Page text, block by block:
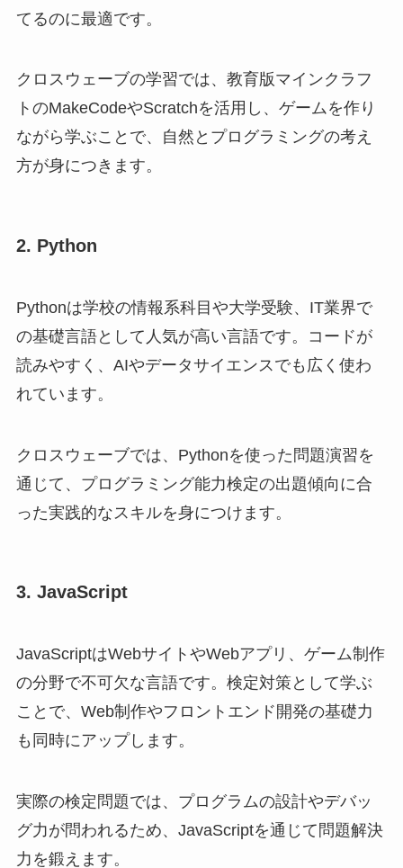
てるのに最適です。
クロスウェーブの学習では、教育版マインクラフ
トのMakeCodeやScratchを活用し、ゲームを作り
ながら学ぶことで、自然とプログラミングの考え
方が身につきます。
2. Python
Pythonは学校の情報系科目や大学受験、IT業界で
の基礎言語として人気が高い言語です。コードが
読みやすく、AIやデータサイエンスでも広く使わ
れています。
クロスウェーブでは、Pythonを使った問題演習を
通じて、プログラミング能力検定の出題傾向に合
った実践的なスキルを身につけます。
3. JavaScript
JavaScriptはWebサイトやWebアプリ、ゲーム制作
の分野で不可欠な言語です。検定対策として学ぶ
ことで、Web制作やフロントエンド開発の基礎力
も同時にアップします。
実際の検定問題では、プログラムの設計やデバッ
グ力が問われるため、JavaScriptを通じて問題解決
力を鍛えます。